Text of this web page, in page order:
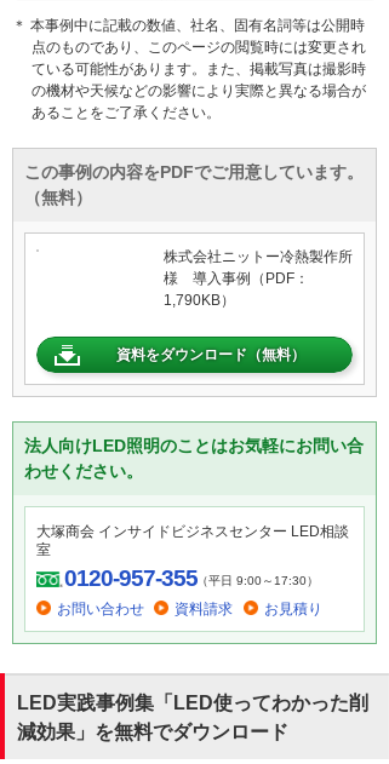
＊ 本事例中に記載の数値、社名、固有名詞等は公開時
点のものであり、このページの閲覧時には変更され
ている可能性があります。また、掲載写真は撮影時
の機材や天候などの影響により実際と異なる場合が
あることをご了承ください。
この事例の内容をPDFでご用意しています。
（無料）
株式会社ニットー冷熱製作所
様 導入事例（PDF：
1,790KB）
資料をダウンロード（無料）
法人向けLED照明のことはお気軽にお問い合
わせください。
大塚商会 インサイドビジネスセンター LED相談
室
0120-957-355（平日 9:00～17:30）
お問い合わせ 資料請求 お見積り
LED実践事例集「LED使ってわかった削
減効果」を無料でダウンロード